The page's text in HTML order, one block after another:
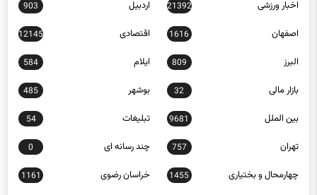
اخبار ورزشی 21392 اردبیل 903
اصفهان 1616 اقتصادی 12145
البرز 809 ایلام 584
بازار مالی 32 بوشهر 485
بین الملل 9681 تبلیغات 54
تهران 757 چند رسانه ای 0
چهارمحال و بختیاری 1455 خراسان رضوی 1161